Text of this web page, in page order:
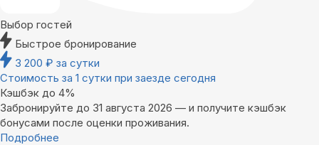
Выбор гостей
Быстрое бронирование
3 200 ₽ за сутки
Стоимость за 1 сутки при заезде сегодня
Кэшбэк до 4%
Забронируйте до 31 августа 2026 — и получите кэшбэк
бонусами после оценки проживания.
Подробнее